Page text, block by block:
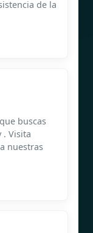
de la
buscas
. Visita
nuestras